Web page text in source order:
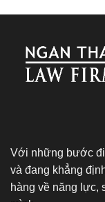
Với những bước đi
và đang khẳng
hàng về năng lực,